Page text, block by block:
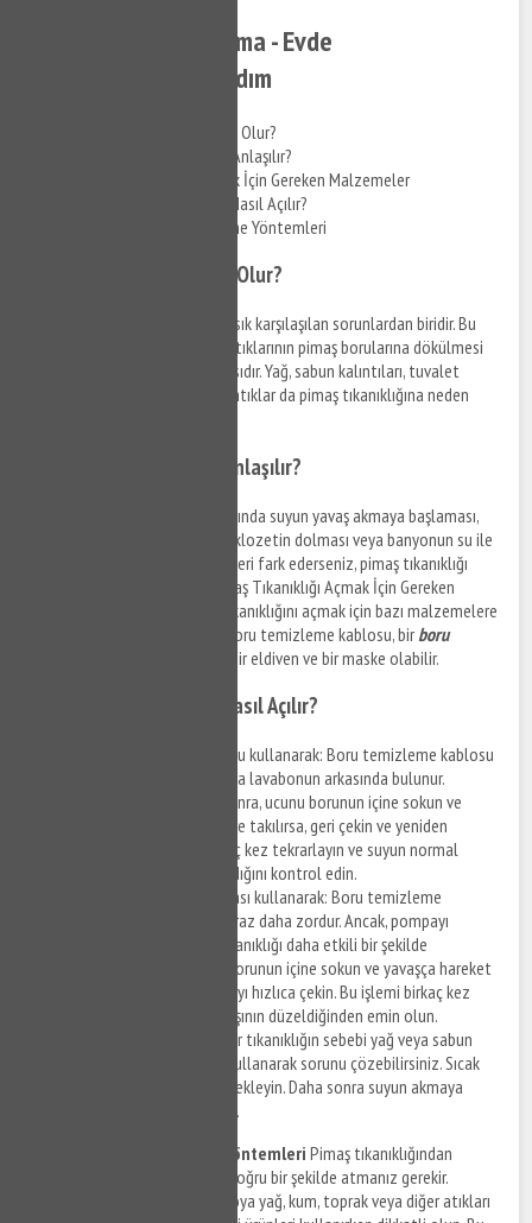
Pimaş Tıkanıklığı Açma - Evde
Yapabileceğiniz 5 Adım
Pimaş Tıkanıklığı Neden Olur?
Pimaş Tıkanıklığı Nasıl Anlaşılır?
Pimaş Tıkanıklığı Açmak İçin Gereken Malzemeler
Evde Pimaş Tıkanıklığı Nasıl Açılır?
Pimaş Tıkanıklığı Önleme Yöntemleri
Pimaş Tıkanıklığı Neden Olur?
, evlerde en sık karşılaşılan sorunlardan biridir. Bu
sorunun nedeni genellikle ev atıklarının pimaş borularına dökülmesi
ve zamanla boruların tıkanmasıdır. Yağ, sabun kalıntıları, tuvalet
kağıtları, kum, toprak ve diğer atıklar da pimaş tıkanıklığına neden
Pimaş Tıkanıklığı Nasıl Anlaşılır?
Pimaş tıkanıklığı belirtileri arasında suyun yavaş akmaya başlaması,
tuvaletin dolmaya başlaması, klozetin dolması veya banyonun su ile
dolması yer alır. Eğer bu belirtileri fark ederseniz, pimaş tıkanıklığı
olduğunu düşünebilirsiniz. Pimaş Tıkanıklığı Açmak İçin Gereken
Malzemeler Soğanlık Pimaş tıkanıklığını açmak için bazı malzemelere
ihtiyacınız olacak. Bunlar; bir boru temizleme kablosu, bir boru
pompası, bir kova, bir eldiven ve bir maske olabilir.
Evde Pimaş Tıkanıklığı Nasıl Açılır?
Boru temizleme kablosu kullanarak: Boru temizleme kablosu
genellikle tuvaletin veya lavabonun arkasında bulunur.
Kabloyu çıkarttıktan sonra, ucunu borunun içine sokun ve
ilerletin. Kablo engellere takılırsa, geri çekin ve yeniden
ilerletin. Bu işlemi birkaç kez tekrarlayın ve suyun normal
seviyede akmaya başladığını kontrol edin.
Boru temizleme pompası kullanarak: Boru temizleme
pompası ile çalışmak biraz daha zordur. Ancak, pompayı
kullanarak boruda ki tıkanıklığı daha etkili bir şekilde
açabilirsiniz. Pompayı borunun içine sokun ve yavaşça hareket
ettirin. Ardından pompayı hızlıca çekin. Bu işlemi birkaç kez
tekrarlayın ve suyun akışının düzeldiğinden emin olun.
Sıcak su kullanarak: Eğer tıkanıklığın sebebi yağ veya sabun
kalıntıları ise, sıcak su kullanarak sorunu çözebilirsiniz. Sıcak
suyu boruya dökün ve bekleyin. Daha sonra suyun akmaya
başladığını kontrol edin.
Pimaş Tıkanıklığı Önleme Yöntemleri Pimaş tıkanıklığından
korunmak için atık maddeleri doğru bir şekilde atmanız gerekir.
Lavaboya, tuvalete veya banyoya yağ, kum, toprak veya diğer atıkları